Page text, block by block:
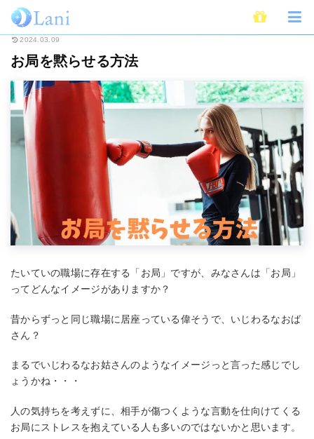
ホーム ライフスタイル
2024.03.09
お局を黙らせる方法
たいていの職場に存在する「お局」ですが、みなさんは「お局」
ってどんなイメージがありますか？
昔からずっと同じ職場に居座っている偉そうで、いじわるなおば
さん？
まるでいじわるなお姑さんのようなイメージっと言った感じでし
ょうかね・・・
人の気持ちを考えずに、相手が傷つくような言動を仕向けてくる
お局にストレスを抱えている人も多いのではないかと思います。